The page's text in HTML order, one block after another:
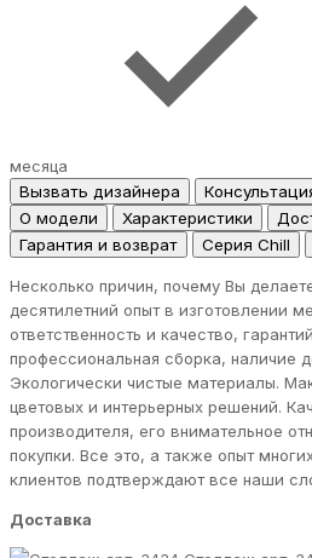
месяца
Вызвать дизайнера
О модели
Характеристики
Гарантия и возврат
Серия Chill
Несколько причин, почему Вы
десятилетний опыт в изготовлении
ответственность и качество,
профессиональная сборка, наличие
Экологически чистые материалы.
цветовых и интерьерных решений.
производителя, его внимательное
покупки. Все это, а также опыт
клиентов подтверждают все наши
Доставка